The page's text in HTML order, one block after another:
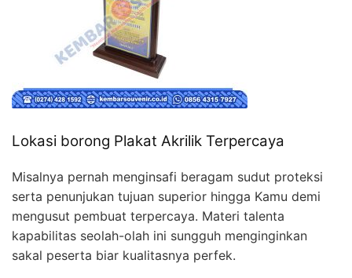
Lokasi borong Plakat Akrilik Terpercaya
Misalnya pernah menginsafi beragam sudut proteksi
serta penunjukan tujuan superior hingga Kamu demi
mengusut pembuat terpercaya. Materi talenta
kapabilitas seolah-olah ini sungguh menginginkan
sakal peserta biar kualitasnya perfek.